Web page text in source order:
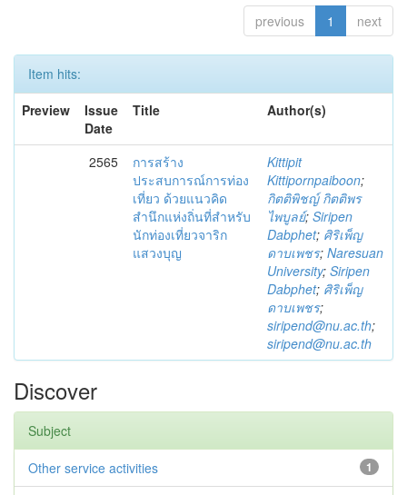
previous 1 next
Item hits:
Preview
Issue
Date
Title Author(s)
2565
การสร้าง
ประสบการณ์การท่อง
เที่ยว ด้วยแนวคิด
สำนึกแห่งถิ่นที่สำหรับ
นักท่องเที่ยวจาริก
แสวงบุญ
Kittipit
Kittipornpaiboon;
กิตติพิชญ์ กิตติพร
ไพบูลย์; Siripen
Dabphet; ศิริเพ็ญ
ดาบเพชร; Naresuan
University; Siripen
Dabphet; ศิริเพ็ญ
ดาบเพชร;
siripend@nu.ac.th;
siripend@nu.ac.th
Discover
Subject
1
Other service activities